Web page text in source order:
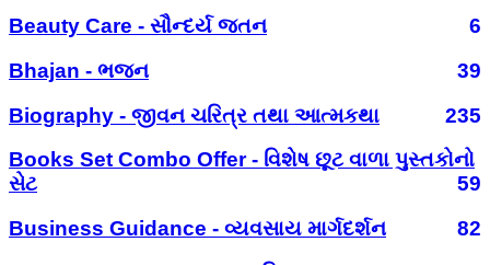
Beauty Care - સૌન્દર્ય જતન
6
Bhajan - ભજન
39
Biography - જીવન ચરિત્ર તથા આત્મકથા
235
Books Set Combo Offer - વિશેષ છૂટ વાળા પુસ્તકોનો
સેટ
59
Business Guidance - વ્યવસાય માર્ગદર્શન
82